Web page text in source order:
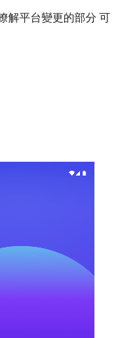
解平台變更的部分 可